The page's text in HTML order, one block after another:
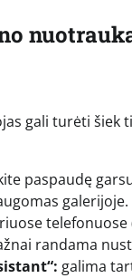
gali turėti
paspaudę
galerijoje.
telefonuose
randama
galima